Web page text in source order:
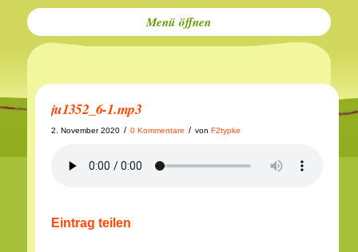
Menü
ju1352_6-1.mp3
2. November 2020 / 0 Kommentare / von F2typke
Eintrag teilen